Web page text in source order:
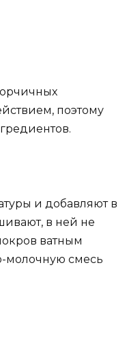
поэтому
и добавляют в
в ней не
ватным
молочную смесь